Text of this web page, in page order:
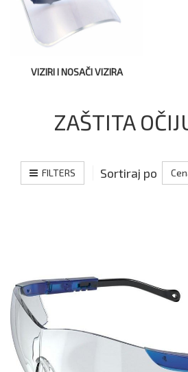
VIZIRI I NOSAČI VIZIRA
ZAŠTITA
FILTERS Sortiraj po